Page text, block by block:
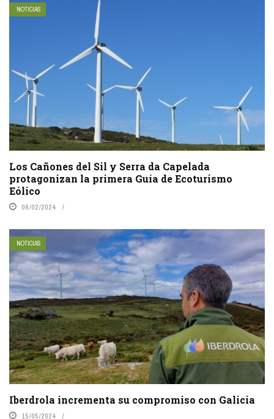
NOTICIAS
Los Cañones del Sil y Serra da Capelada
protagonizan la primera Guía de Ecoturismo
Eólico
06/02/2024
NOTICIAS
Iberdrola incrementa su compromiso con Galicia
15/05/2024